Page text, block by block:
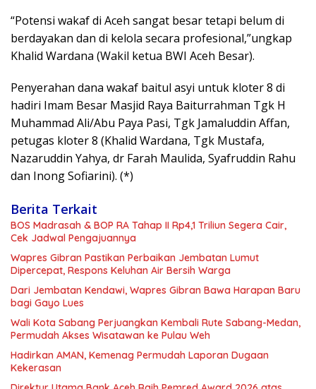
“Potensi wakaf di Aceh sangat besar tetapi belum di
berdayakan dan di kelola secara profesional,”ungkap
Khalid Wardana (Wakil ketua BWI Aceh Besar).
Penyerahan dana wakaf baitul asyi untuk kloter 8 di
hadiri Imam Besar Masjid Raya Baiturrahman Tgk H
Muhammad Ali/Abu Paya Pasi, Tgk Jamaluddin Affan,
petugas kloter 8 (Khalid Wardana, Tgk Mustafa,
Nazaruddin Yahya, dr Farah Maulida, Syafruddin Rahu
dan Inong Sofiarini). (*)
Berita Terkait
BOS Madrasah & BOP RA Tahap II Rp4,1 Triliun Segera Cair,
Cek Jadwal Pengajuannya
Wapres Gibran Pastikan Perbaikan Jembatan Lumut
Dipercepat, Respons Keluhan Air Bersih Warga
Dari Jembatan Kendawi, Wapres Gibran Bawa Harapan Baru
bagi Gayo Lues
Wali Kota Sabang Perjuangkan Kembali Rute Sabang-Medan,
Permudah Akses Wisatawan ke Pulau Weh
Hadirkan AMAN, Kemenag Permudah Laporan Dugaan
Kekerasan